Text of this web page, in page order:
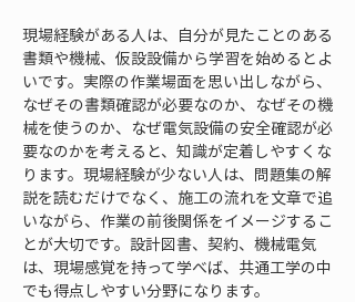
現場経験がある人は、自分が見たことのある
書類や機械、仮設設備から学習を始めるとよ
いです。実際の作業場面を思い出しながら、
なぜその書類確認が必要なのか、なぜその機
械を使うのか、なぜ電気設備の安全確認が必
要なのかを考えると、知識が定着しやすくな
ります。現場経験が少ない人は、問題集の解
説を読むだけでなく、施工の流れを文章で追
いながら、作業の前後関係をイメージするこ
とが大切です。設計図書、契約、機械電気
は、現場感覚を持って学べば、共通工学の中
でも得点しやすい分野になります。